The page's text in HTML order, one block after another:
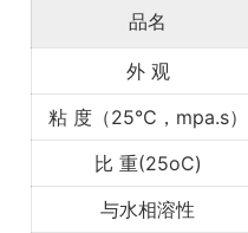
品名
外 观
粘 度（25℃，mpa.s）
比 重(25oC)
与水相溶性